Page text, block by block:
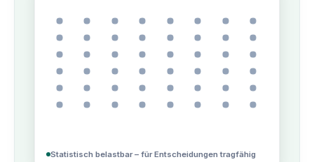
Statistisch belastbar – für Entscheidungen tragfähig